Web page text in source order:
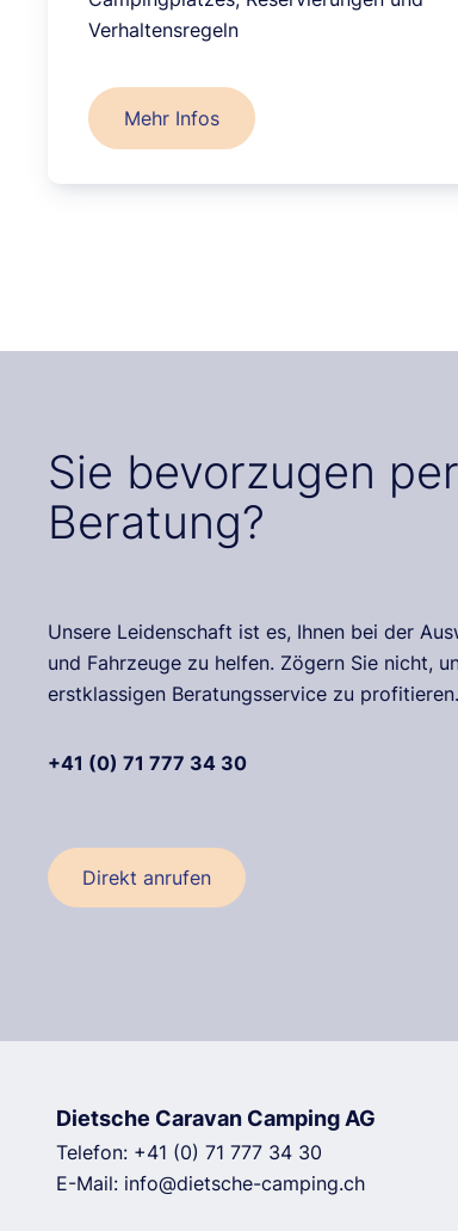
Verhaltensregeln
Mehr Infos
Sie bevorzugen
Beratung?
Unsere Leidenschaft ist es, Ihnen bei der
und Fahrzeuge zu helfen. Zögern Sie nicht,
erstklassigen Beratungsservice zu profitieren.
+41 (0) 71 777 34 30
Direkt anrufen
Dietsche Caravan Camping AG
Telefon: +41 (0) 71 777 34 30
E-Mail: info@dietsche-camping.ch